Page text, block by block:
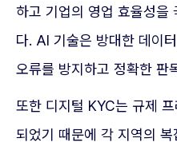
하고 기업의 영업 효율성을
다. AI 기술은 방대한 데이
오류를 방지하고 정확한 판
또한 디지털 KYC는 규제
되었기 때문에 각 지역의